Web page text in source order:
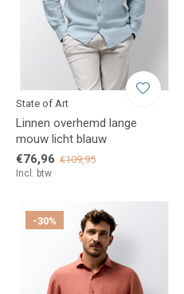
State of Art
Linnen overhemd lange
mouw licht blauw
€76,96 €109,95
Incl. btw
-30%